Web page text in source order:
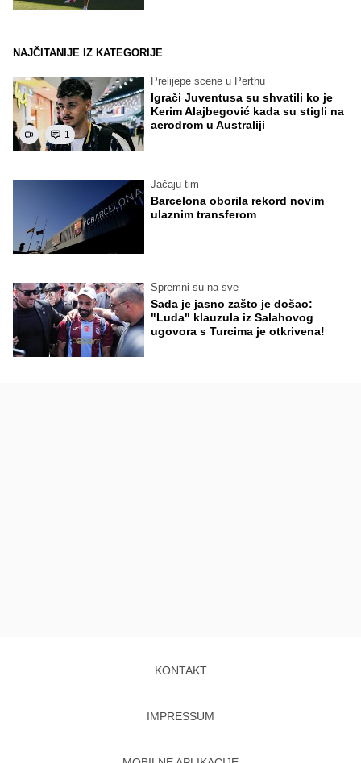
NAJČITANIJE IZ KATEGORIJE
1
Prelijepe scene u Perthu
Igrači Juventusa su shvatili ko je
Kerim Alajbegović kada su stigli na
aerodrom u Australiji
Jačaju tim
Barcelona oborila rekord novim
ulaznim transferom
Spremni su na sve
Sada je jasno zašto je došao:
"Luda" klauzula iz Salahovog
ugovora s Turcima je otkrivena!
KONTAKT
IMPRESSUM